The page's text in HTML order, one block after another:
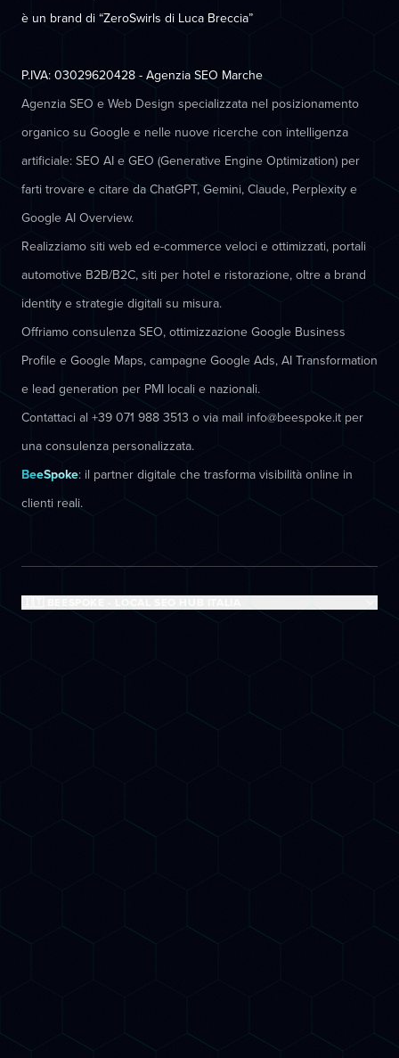
è un brand di “ZeroSwirls di Luca Breccia”
P.IVA: 03029620428 - Agenzia SEO Marche
Agenzia SEO e Web Design specializzata nel posizionamento
organico su Google e nelle nuove ricerche con intelligenza
artificiale: SEO AI e GEO (Generative Engine Optimization) per
farti trovare e citare da ChatGPT, Gemini, Claude, Perplexity e
Google AI Overview.
Realizziamo siti web ed e-commerce veloci e ottimizzati, portali
automotive B2B/B2C, siti per hotel e ristorazione, oltre a brand
identity e strategie digitali su misura.
Offriamo consulenza SEO, ottimizzazione Google Business
Profile e Google Maps, campagne Google Ads, AI Transformation
e lead generation per PMI locali e nazionali.
Contattaci al +39 071 988 3513 o via mail info@beespoke.it per
una consulenza personalizzata.
BeeSpoke: il partner digitale che trasforma visibilità online in
clienti reali.